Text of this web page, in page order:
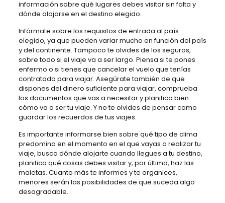
información sobre qué lugares debes visitar sin falta y
dónde alojarse en el destino elegido.
Infórmate sobre los requisitos de entrada al país
elegido, ya que pueden variar mucho en función del país
y del continente. Tampoco te olvides de los seguros,
sobre todo si el viaje va a ser largo. Piensa si te pones
enfermo o si tienes que cancelar el vuelo que tenías
contratado para viajar. Asegúrate también de que
dispones del dinero suficiente para viajar, comprueba
los documentos que vas a necesitar y planifica bien
cómo va a ser tu viaje. Y no te olvides de pensar como
guardar los recuerdos de tus viajes.
Es importante informarse bien sobre qué tipo de clima
predomina en el momento en el que vayas a realizar tu
viaje, busca dónde alojarte cuando llegues a tu destino,
planifica qué cosas debes visitar y, por último, haz las
maletas. Cuanto más te informes y te organices,
menores serán las posibilidades de que suceda algo
desagradable.